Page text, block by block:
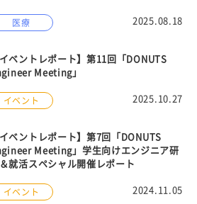
医療 2025.08.18
イベント 2025.10.27
イベントレポート】第11回「DONUTS
Meeting」
イベント 2024.11.05
イベントレポート】第7回「DONUTS
Meeting」学生向けエンジニア研
就活スペシャル開催レポート